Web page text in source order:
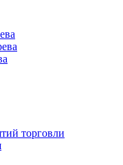
торговли